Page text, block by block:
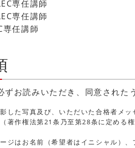
専任講師
専任講師
専任講師
ずお読みいただき、同意された
した写真及び、いただいた合格者メ
著作権法第21条乃至第28条に定める
ジはお名前（希望者はイニシャル）